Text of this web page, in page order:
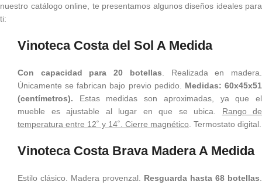
nuestro catálogo online, te presentamos algunos diseños ideales para
ti:
Vinoteca Costa del Sol A Medida
Con capacidad para 20 botellas . Realizada en madera.
Únicamente se fabrican bajo previo pedido. Medidas: 60x45x51
(centímetros). Estas medidas son aproximadas, ya que el
mueble es ajustable al lugar en que se ubica. Rango de
temperatura entre 12˚ y 14˚. Cierre magnético . Termostato digital.
Vinoteca Costa Brava Madera A Medida
Estilo clásico. Madera provenzal. Resguarda hasta 68 botellas